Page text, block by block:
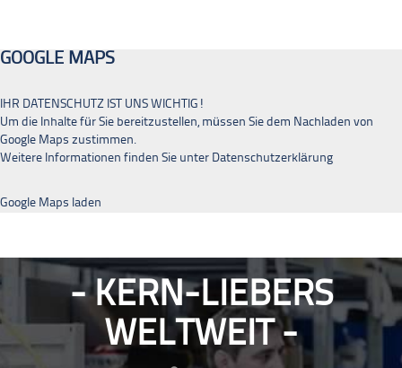
GOOGLE MAPS
IHR DATENSCHUTZ IST UNS WICHTIG!
Um die Inhalte für Sie bereitzustellen, müssen Sie dem Nachladen von
Google Maps zustimmen.
Weitere Informationen finden Sie unter Datenschutzerklärung
Google Maps laden
KERN-LIEBERS
WELTWEIT